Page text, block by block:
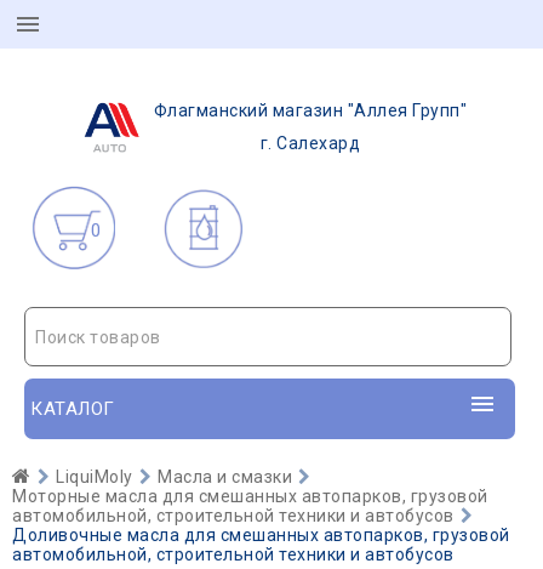
Флагманский магазин "Аллея Групп"
г. Салехард
0
Поиск товаров
КАТАЛОГ
LiquiMoly
Масла и смазки
Моторные масла для смешанных автопарков, грузовой
автомобильной, строительной техники и автобусов
Доливочные масла для смешанных автопарков, грузовой
автомобильной, строительной техники и автобусов